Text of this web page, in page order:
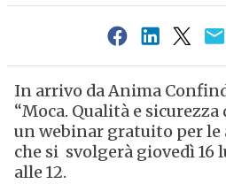
In arrivo da Anima
“Moca. Qualità e
un webinar gratuito per le
che si svolgerà giovedì 16
alle 12.